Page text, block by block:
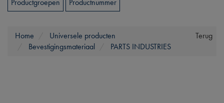
Productgroepen Productnummer
Terug
Home
Universele producten
Bevestigingsmateriaal
PARTS INDUSTRIES